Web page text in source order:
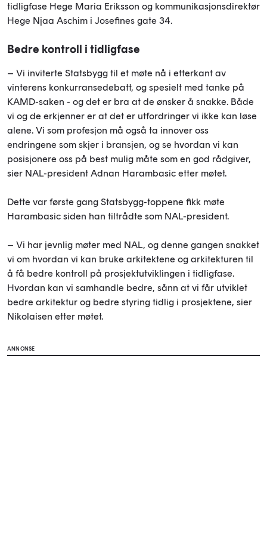
tidligfase Hege Maria Eriksson og kommunikasjonsdirektør
Hege Njaa Aschim i Josefines gate 34.
Bedre kontroll i tidligfase
– Vi inviterte Statsbygg til et møte nå i etterkant av
vinterens konkurransedebatt, og spesielt med tanke på
KAMD-saken - og det er bra at de ønsker å snakke. Både
vi og de erkjenner er at det er utfordringer vi ikke kan løse
alene. Vi som profesjon må også ta innover oss
endringene som skjer i bransjen, og se hvordan vi kan
posisjonere oss på best mulig måte som en god rådgiver,
sier NAL-president Adnan Harambasic etter møtet.
Dette var første gang Statsbygg-toppene fikk møte
Harambasic siden han tiltrådte som NAL-president.
– Vi har jevnlig møter med NAL, og denne gangen snakket
vi om hvordan vi kan bruke arkitektene og arkitekturen til
å få bedre kontroll på prosjektutviklingen i tidligfase.
Hvordan kan vi samhandle bedre, sånn at vi får utviklet
bedre arkitektur og bedre styring tidlig i prosjektene, sier
Nikolaisen etter møtet.
ANNONSE